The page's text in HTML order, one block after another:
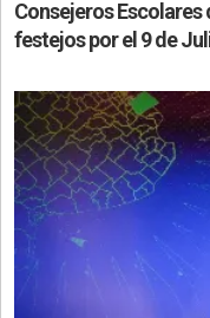
Consejeros Escolares
festejos por el 9 de